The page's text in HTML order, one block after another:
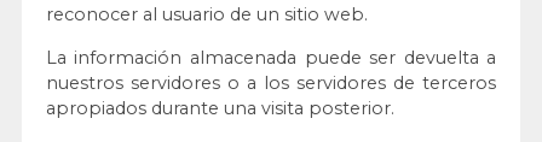
reconocer al usuario de un sitio web.
La información almacenada puede ser devuelta a
nuestros servidores o a los servidores de terceros
apropiados durante una visita posterior.